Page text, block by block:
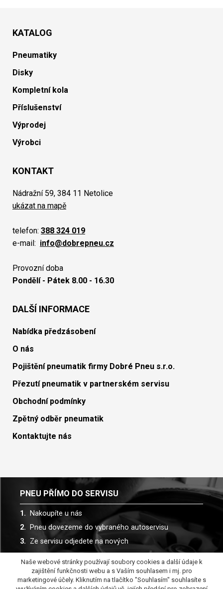
KATALOG
Pneumatiky
Disky
Kompletní kola
Příslušenství
Výprodej
Výrobci
KONTAKT
Nádražní 59, 384 11 Netolice
ukázat na mapě
telefon: 388 324 019
e-mail: info@dobrepneu.cz
Provozní doba
Pondělí - Pátek 8.00 - 16.30
DALŠÍ INFORMACE
Nabídka předzásobení
O nás
Pojištění pneumatik firmy Dobré Pneu s.r.o.
Přezutí pneumatik v partnerském servisu
Obchodní podmínky
Zpětný odběr pneumatik
Kontaktujte nás
PNEU PŘÍMO DO SERVISU
Nakoupíte u nás
Pneu dovezeme do vybraného autoservisu
Ze servisu odjedete na nových
Spolupracujeme s více než 30 autoservisy
Naše webové stránky používají soubory cookies a další údaje k
zajištění funkčnosti webu a s Vaším souhlasem i mj. pro
marketingové účely. Kliknutím na tlačítko "Souhlasím" souhlasíte s